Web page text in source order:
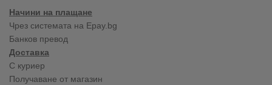
Начини на плащане
Чрез системата на Epay.bg
Банков превод
Доставка
С куриер
Получаване от магазин